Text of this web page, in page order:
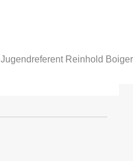
Jugendreferent Reinhold Boiger